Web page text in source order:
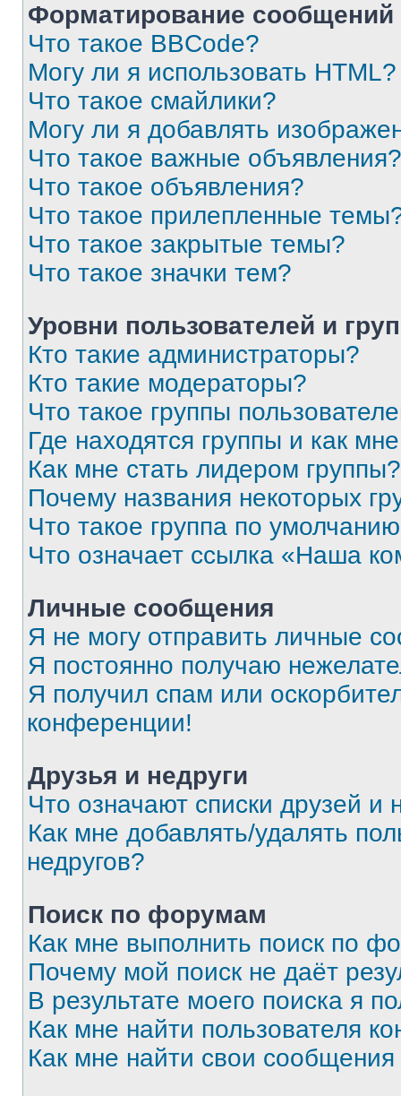
Форматирование
Что такое BBCode?
Могу ли я использовать HTML?
Что такое смайлики?
Могу ли я добавлять
Что такое важные объявления?
Что такое объявления?
Что такое прилепленные
Что такое закрытые темы?
Что такое значки тем?
Уровни пользователей и
Кто такие администраторы?
Кто такие модераторы?
Что такое группы
Где находятся группы и как
Как мне стать лидером группы?
Почему названия некоторых
Что такое группа по
Что означает ссылка «Наша
Личные сообщения
Я не могу отправить личные
Я постоянно получаю
Я получил спам или
конференции!
Друзья и недруги
Что означают списки друзей и
Как мне добавлять/удалять
недругов?
Поиск по форумам
Как мне выполнить поиск по
Почему мой поиск не даёт
В результате моего поиска я
Как мне найти пользователя
Как мне найти свои